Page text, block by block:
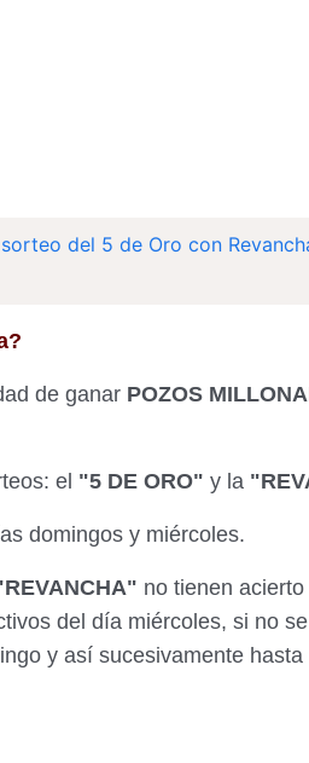
del 5 de Oro con
de ganar POZOS
el "5 DE ORO" y la
domingos y miércoles.
no tienen
del día miércoles, si no
y así sucesivamente hasta